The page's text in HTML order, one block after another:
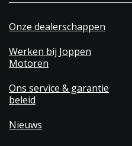
Onze dealerschappen
Werken bij Joppen
Motoren
Ons service & garantie
beleid
Nieuws